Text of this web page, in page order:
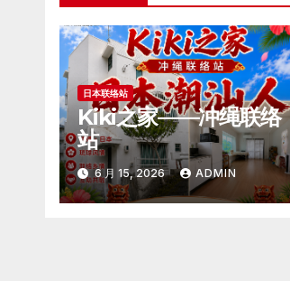
日本联络站
Kiki之家——冲绳联络
站
6 月 15, 2026 ADMIN